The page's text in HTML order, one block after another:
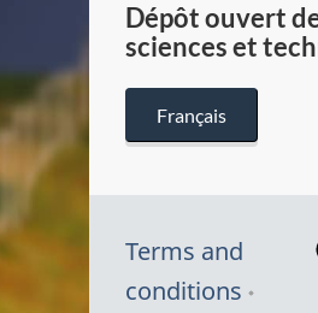
Dépôt ouvert
sciences et
Français
Terms and
conditions